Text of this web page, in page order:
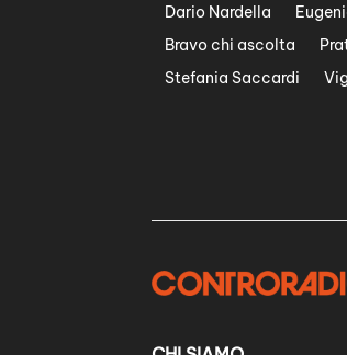
Dario Nardella
Bravo chi ascolta
Stefania Saccardi